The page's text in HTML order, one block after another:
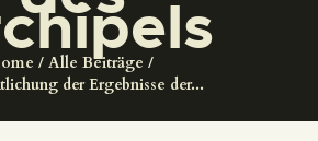
Alle Beiträge
der Ergebnisse der...